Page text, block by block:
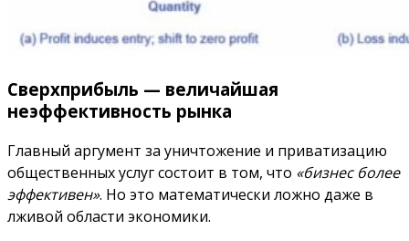
Сверхприбыль — величайшая
неэффективность рынка
Главный аргумент за уничтожение и приватизацию
общественных услуг состоит в том, что «бизнес более
эффективен». Но это математически ложно даже в
лживой области экономики.